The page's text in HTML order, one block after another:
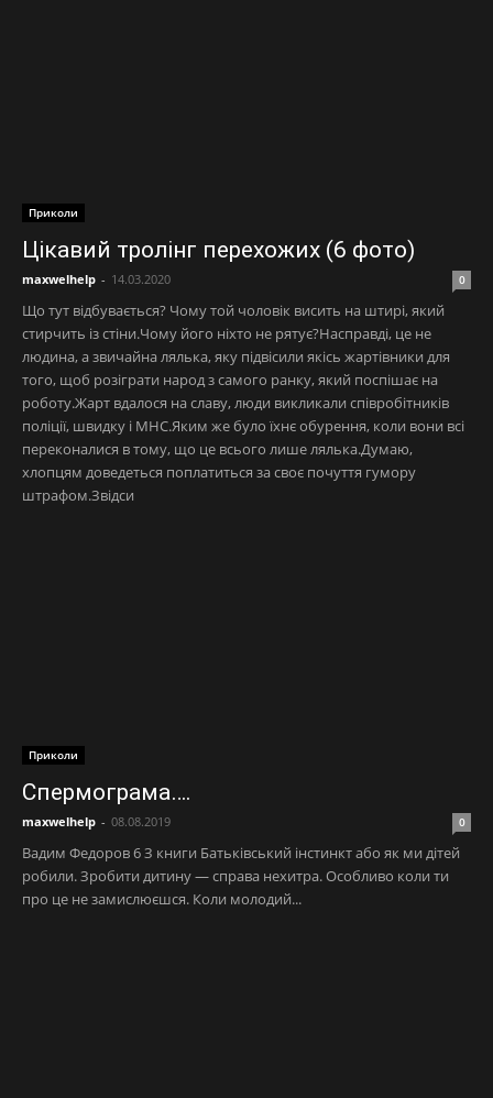
Приколи
Цікавий тролінг перехожих (6 фото)
maxwelhelp - 14.03.2020 0
Що тут відбувається? Чому той чоловік висить на штирі, який
стирчить із стіни.Чому його ніхто не рятує?Насправді, це не
людина, а звичайна лялька, яку підвісили якісь жартівники для
того, щоб розіграти народ з самого ранку, який поспішає на
роботу.Жарт вдалося на славу, люди викликали співробітників
поліції, швидку і МНС.Яким же було їхнє обурення, коли вони всі
переконалися в тому, що це всього лише лялька.Думаю,
хлопцям доведеться поплатиться за своє почуття гумору
штрафом.Звідси
Приколи
Спермограма….
maxwelhelp - 08.08.2019 0
Вадим Федоров 6 З книги Батьківський інстинкт або як ми дітей
робили. Зробити дитину — справа нехитра. Особливо коли ти
про це не замислюєшся. Коли молодий...